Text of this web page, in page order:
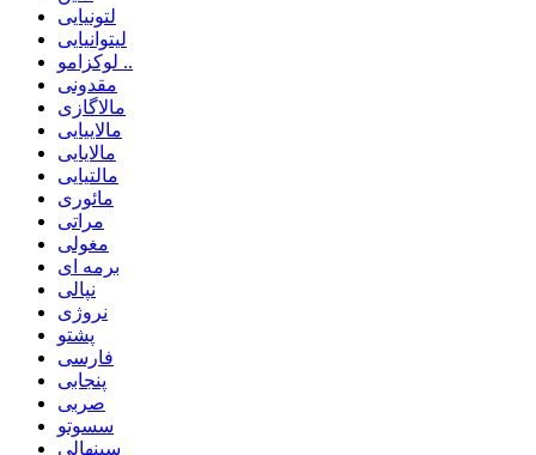
لتونیایی
لیتوانیایی
لوکزامو ..
مقدونی
مالاگازی
مالاییایی
مالایایی
مالتیایی
مائوری
مراتی
مغولی
برمه ای
نپالی
نروژی
پشتو
فارسی
پنجابی
صربی
سسوتو
سینهالی